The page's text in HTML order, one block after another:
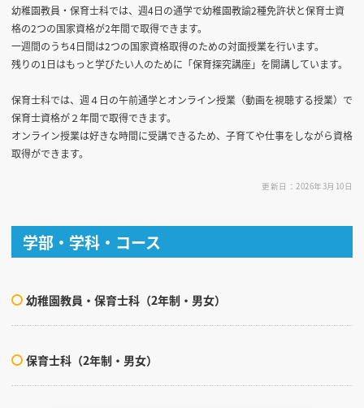
幼稚園教員・保育士科では、週4日の通学で幼稚園教諭2種免許状と保育士資
格の2つの国家資格が2年間で取得できます。
一週間のうち4日間は2つの国家資格取得のための対面授業を行います。
残りの1日はもっと学びたい人のために「保育探究講座」を開講しています。
保育士科では、週４日の午前通学とオンライン授業（動画を視聴する授業）で
保育士資格が２年間で取得できます。
オンライン授業は好きな時間に受講できるため、子育てや仕事をしながら資格
取得ができます。
更新日：2026年3月10日
学部・学科・コース
幼稚園教員・保育士科（2年制・男女）
保育士科（2年制・男女）